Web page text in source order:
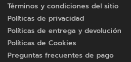
Términos y condiciones del sitio
Políticas de privacidad
Políticas de entrega y devolución
Políticas de Cookies
Preguntas frecuentes de pago